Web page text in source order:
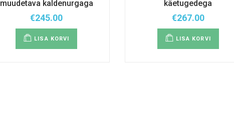
muudetava kaldenurgaga
€245.00
LISA KORVI
käetugedega
€267.00
LISA KORVI